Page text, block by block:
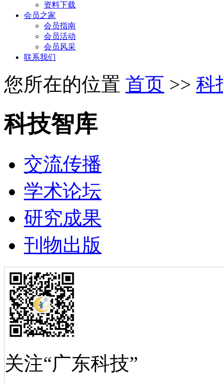
资料下载
会员之家
会员指南
会员活动
会员风采
联系我们
您所在的位置 首页 >> 科
科技智库
交流传播
学术论坛
研究成果
刊物出版
关注“广东科技”